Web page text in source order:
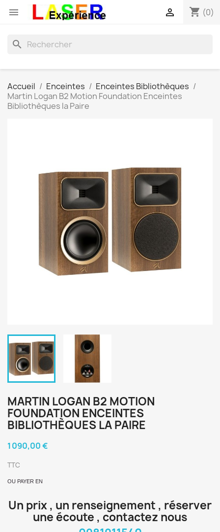
 shopping_cart (0)

search
Accueil Enceintes
Enceintes Bibliothèques
Martin Logan B2 Motion Foundation Enceintes
Bibliothèques la Paire
MARTIN LOGAN B2 MOTION
FOUNDATION ENCEINTES
BIBLIOTHÈQUES LA PAIRE
1 090,00 €
TTC
OU PAYER EN
Un prix , un renseignement , réserver
une écoute , contactez nous